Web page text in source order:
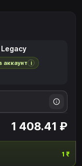
ошибки прошлого- 2
из
со вселенной
аккаунт i
1 408.41 ₽
1 ₹